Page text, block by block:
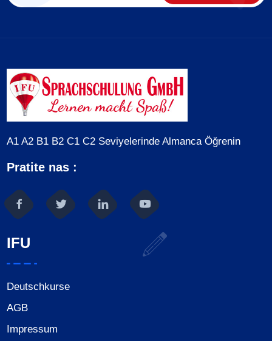
A1 A2 B1 B2 C1 C2 Seviyelerinde Almanca Öğrenin
Pratite nas :
IFU
Deutschkurse
AGB
Impressum